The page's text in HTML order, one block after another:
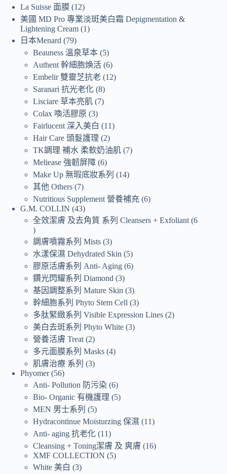
La Suisse 面膜 12
美國 MD Pro 專業淡斑美白霜 Depigmentation &
Lightening Cream 1
日本Menard
79
Beauness 溫泉草本 5
Authent 幹細胞煥活 6
Embelir 雙靈芝抗老 12
Saranari 抗光老化 8
Lisciare 草本亮肌 7
Colax 喚活膠原 3
Fairlucent 深入美白
11
Hair Care 頭髮護理
2
TK調理 補水 柔軟奶油肌 7
Meliease 強韌屏障 6
Make Up 無瑕底妝系列
14
其他 Others 7
Nutritious Supplement 營養補充 6
G.M. COLLIN 43
全效潔膚 及去角質 系列 Cleansers + Exfoliant 6
調膚噴霧系列 Mists 3
水漾保濕 Dehydrated Skin
5
膠原活膚系列 Anti- Aging 6
鑽光閃耀系列 Diamond 3
基因調整系列 Mature Skin 3
幹細胞系列 Phyto Stem Cell 3
多肽緊緻系列 Visible Expression Lines 2
美白去斑系列 Phyto White 3
營養活膚 Treat 2
多元面膜系列 Masks 4
肌膚治療 系列
3
Phyomer 56
Anti- Pollution 防污染 6
Bio- Organic 有機護理
5
MEN 男士系列
5
Hydracontinue Moisturzing 保濕
11
Anti- aging 抗老化 11
Cleansing + Toning潔膚 及 爽膚
16
XMF COLLECTION
5
White 美白
3